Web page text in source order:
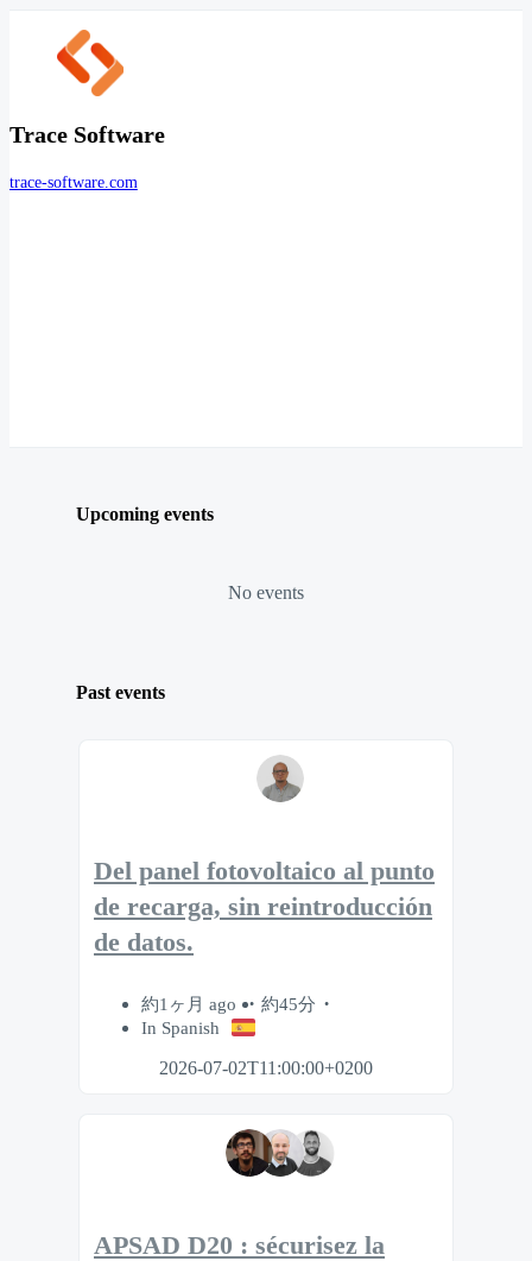
Trace Software
trace-software.com
Upcoming events
No events
Past events
Del panel fotovoltaico al punto
de recarga, sin reintroducción
de datos.
約1ヶ月 ago
約45分
In Spanish
2026-07-02T11:00:00+0200
APSAD D20 : sécurisez la